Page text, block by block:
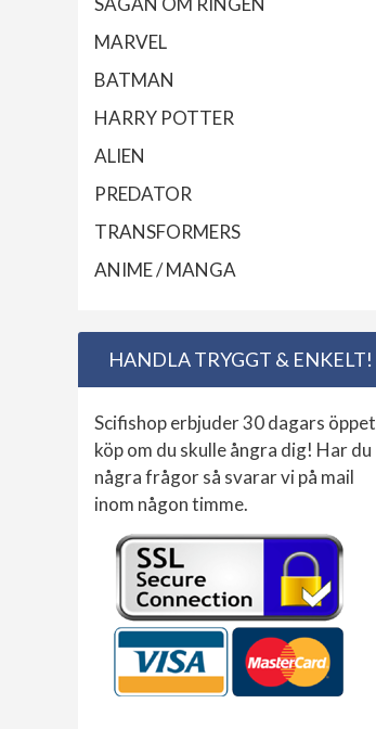
MARVEL
BATMAN
HARRY POTTER
ALIEN
PREDATOR
TRANSFORMERS
ANIME / MANGA
HANDLA TRYGGT & ENKELT!
Scifishop erbjuder 30 dagars öppet
köp om du skulle ångra dig! Har du
några frågor så svarar vi på mail
inom någon timme.